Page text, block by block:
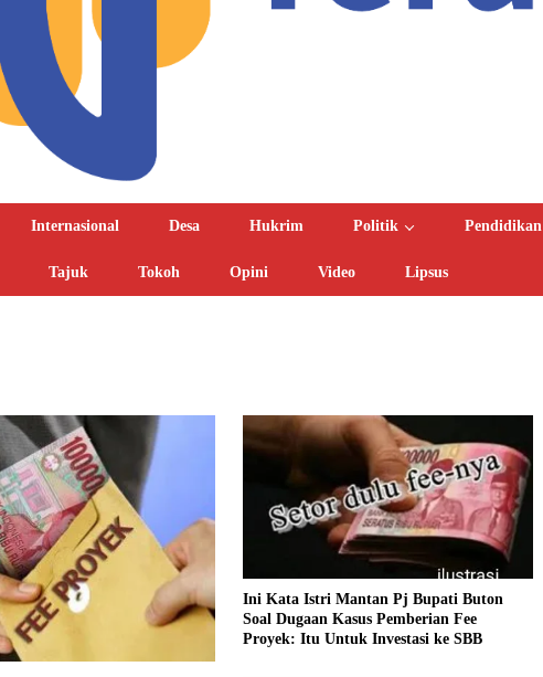
Internasional Desa Hukrim Politik Pendidikan
Tajuk Tokoh Opini Video Lipsus
Ini Kata Istri Mantan Pj Bupati Buton
Soal Dugaan Kasus Pemberian Fee
Proyek: Itu Untuk Investasi ke SBB